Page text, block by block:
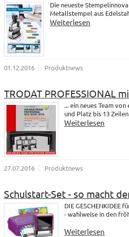
Die neueste
Metallstempel aus
Weiterlesen
01.12.2016 Produktnews
TRODAT PROFESSIONAL
... ein neues Team
und Platz bis 13
Weiterlesen
27.07.2016 Produktnews
Schulstart-Set - so macht
DIE
- wahlweise in den
Weiterlesen